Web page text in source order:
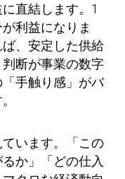
直結します。1
利益になりま
、安定した供給
断が事業の数字
手触り感」がバ
います。「この
か」「どの仕入